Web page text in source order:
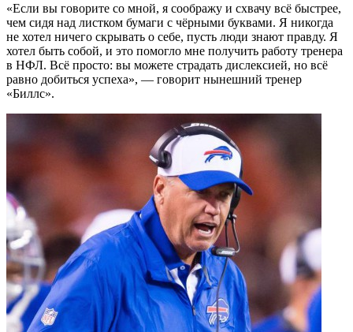
«Если вы говорите со мной, я соображу и схвачу всё быстрее,
чем сидя над листком бумаги с чёрными буквами. Я никогда
не хотел ничего скрывать о себе, пусть люди знают правду. Я
хотел быть собой, и это помогло мне получить работу тренера
в НФЛ. Всё просто: вы можете страдать дислексией, но всё
равно добиться успеха», — говорит нынешний тренер
«Биллс».